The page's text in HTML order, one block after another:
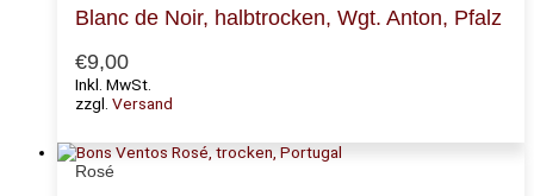
Blanc de Noir, halbtrocken, Wgt. Anton, Pfalz
€9,00
Inkl. MwSt.
zzgl. Versand
Rosé